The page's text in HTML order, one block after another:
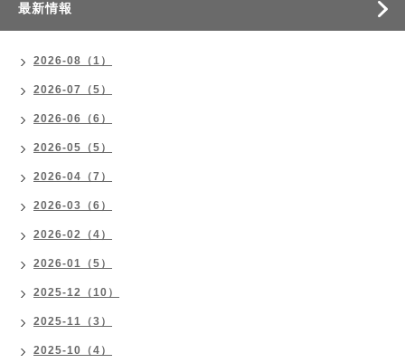
最新情報
2026-08（1）
2026-07（5）
2026-06（6）
2026-05（5）
2026-04（7）
2026-03（6）
2026-02（4）
2026-01（5）
2025-12（10）
2025-11（3）
2025-10（4）